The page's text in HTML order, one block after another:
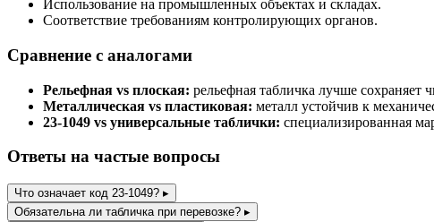
Использование на промышленных объектах и складах.
Соответствие требованиям контролирующих органов.
Сравнение с аналогами
Рельефная vs плоская: рельефная табличка лучше сохраняет
Металлическая vs пластиковая: металл устойчив к
23-1049 vs универсальные таблички: специализированная
Ответы на частые вопросы
Что означает код 23-1049? ▸
Обязательна ли табличка при перевозке? ▸